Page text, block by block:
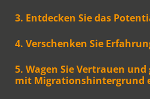
3. Entdecken Sie das
4. Verschenken Sie
5. Wagen Sie Vertrauen und
mit Migrationshintergrund